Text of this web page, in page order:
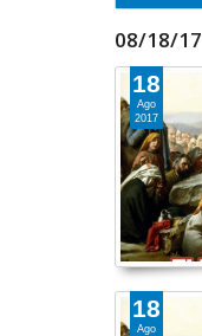
08/18/17
18
Ago
2017
18
Ago